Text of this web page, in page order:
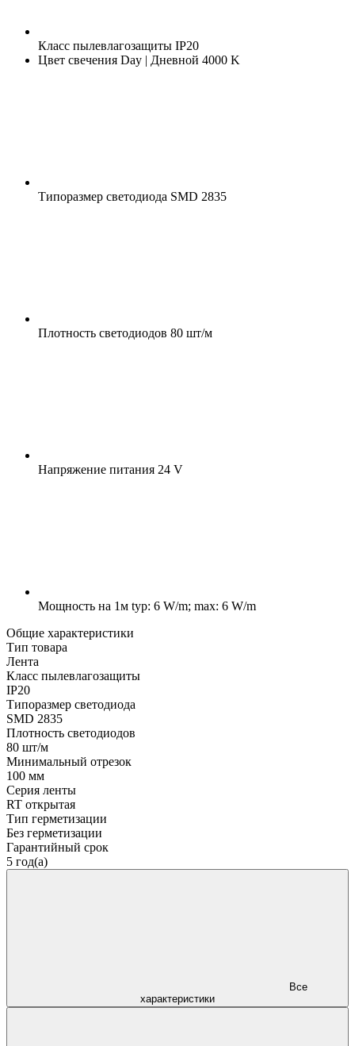
Класс пылевлагозащиты IP20
Цвет свечения Day | Дневной 4000 K
Типоразмер светодиода SMD 2835
Плотность светодиодов 80 шт/м
Напряжение питания 24 V
Мощность на 1м typ: 6 W/m; max: 6 W/m
Общие характеристики
Тип товара
Лента
Класс пылевлагозащиты
IP20
Типоразмер светодиода
SMD 2835
Плотность светодиодов
80 шт/м
Минимальный отрезок
100 мм
Серия ленты
RT открытая
Тип герметизации
Без герметизации
Гарантийный срок
5 год(а)
характеристики